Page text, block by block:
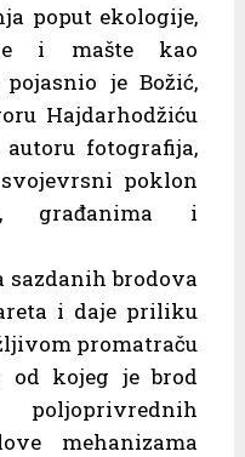
poput ekologije,
i mašte kao
je Božić,
Hajdarhodžiću
fotografija,
poklon
građanima i
sazdanih brodova
i daje priliku
promatraču
kojeg je brod
mehanizama